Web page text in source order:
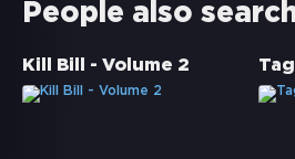
People also
Kill Bill - Volume 2